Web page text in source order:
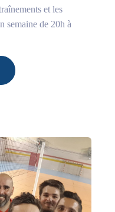
et les
semaine de 20h à